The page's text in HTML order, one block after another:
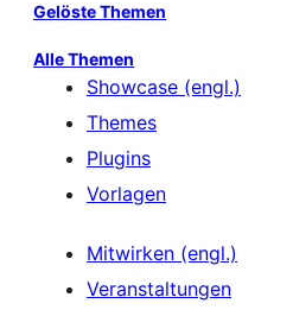
Gelöste Themen
Alle Themen
Showcase (engl.)
Themes
Plugins
Vorlagen
Mitwirken (engl.)
Veranstaltungen